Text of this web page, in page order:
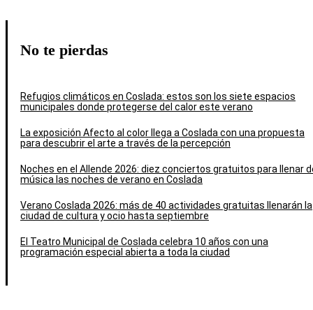
No te pierdas
Refugios climáticos en Coslada: estos son los siete espacios
municipales donde protegerse del calor este verano
La exposición Afecto al color llega a Coslada con una propuesta
para descubrir el arte a través de la percepción
Noches en el Allende 2026: diez conciertos gratuitos para llenar
música las noches de verano en Coslada
Verano Coslada 2026: más de 40 actividades gratuitas llenarán la
ciudad de cultura y ocio hasta septiembre
El Teatro Municipal de Coslada celebra 10 años con una
programación especial abierta a toda la ciudad